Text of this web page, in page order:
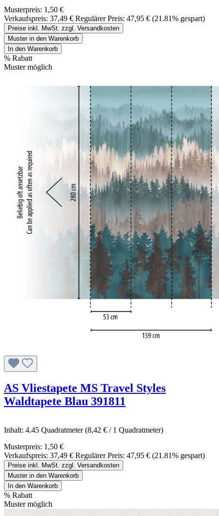
Musterpreis: 1,50 €
Verkaufspreis: 37,49 € Regulärer Preis: 47,95 € (21.81% gespart)
Preise inkl. MwSt. zzgl. Versandkosten
Muster in den Warenkorb
In den Warenkorb
% Rabatt
Muster möglich
AS Vliestapete MS Travel Styles
Waldtapete Blau 391811
Inhalt: 4.45 Quadratmeter(8,42 € / 1 Quadratmeter)
Musterpreis: 1,50 €
Verkaufspreis: 37,49 € Regulärer Preis: 47,95 € (21.81% gespart)
Preise inkl. MwSt. zzgl. Versandkosten
Muster in den Warenkorb
In den Warenkorb
% Rabatt
Muster möglich